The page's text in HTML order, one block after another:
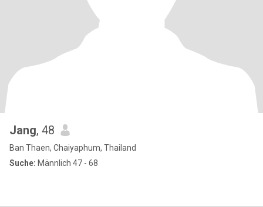
Jang, 48
Ban Thaen, Chaiyaphum, Thailand
Suche: Männlich 47 - 68